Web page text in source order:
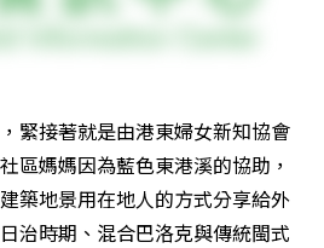
緊接著就是由港東婦女新知協會
區媽媽因為藍色東港溪的協助，
築地景用在地人的方式分享給外
治時期、混合巴洛克與傳統閩式